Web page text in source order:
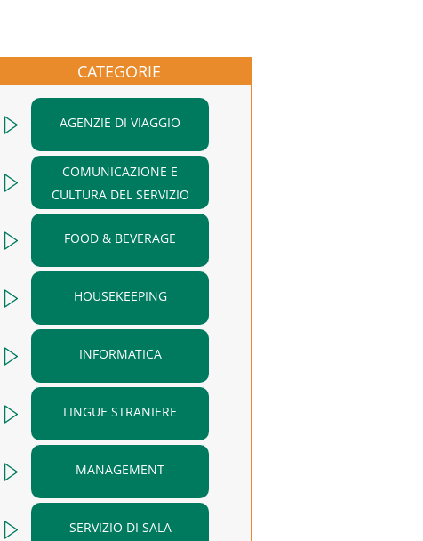
CATEGORIE
AGENZIE DI VIAGGIO
COMUNICAZIONE E
CULTURA DEL SERVIZIO
FOOD & BEVERAGE
HOUSEKEEPING
INFORMATICA
LINGUE STRANIERE
MANAGEMENT
SERVIZIO DI SALA